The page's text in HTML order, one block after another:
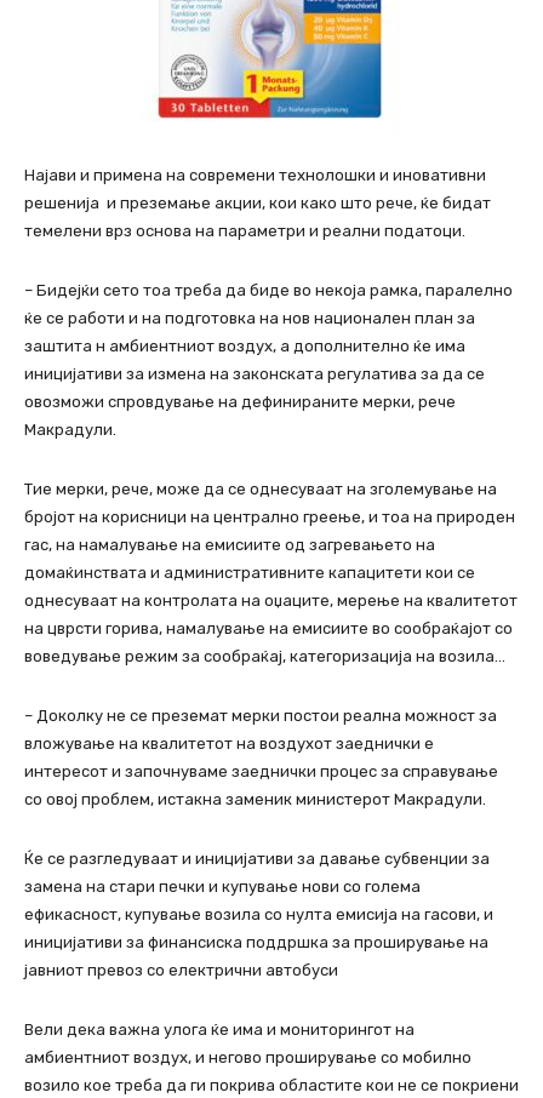
Најави и примена на современи технолошки и иновативни
решенија и преземање акции, кои како што рече, ќе бидат
темелени врз основа на параметри и реални податоци.
– Бидејќи сето тоа треба да биде во некоја рамка, паралелно
ќе се работи и на подготовка на нов национален план за
заштита н амбиентниот воздух, а дополнително ќе има
иницијативи за измена на законската регулатива за да се
овозможи спровдување на дефинираните мерки, рече
Макрадули.
Тие мерки, рече, може да се однесуваат на зголемување на
бројот на корисници на централно греење, и тоа на природен
гас, на намалување на емисиите од загревањето на
домаќинствата и административните капацитети кои се
однесуваат на контролата на оџаците, мерење на квалитетот
на цврсти горива, намалување на емисиите во сообраќајот со
воведување режим за сообраќај, категоризација на возила…
– Доколку не се преземат мерки постои реална можност за
вложување на квалитетот на воздухот заеднички е
интересот и започнуваме заеднички процес за справување
со овој проблем, истакна заменик министерот Макрадули.
Ќе се разгледуваат и иницијативи за давање субвенции за
замена на стари печки и купување нови со голема
ефикасност, купување возила со нулта емисија на гасови, и
иницијативи за финансиска поддршка за проширување на
јавниот превоз со електрични автобуси
Вели дека важна улога ќе има и мониторингот на
амбиентниот воздух, и негово проширување со мобилно
возило кое треба да ги покрива областите кои не се покриени